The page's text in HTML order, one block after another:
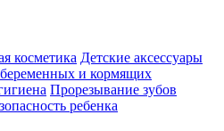
косметика Детские аксессуары
и кормящих
Прорезывание зубов
ребенка